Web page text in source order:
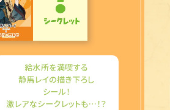
給水所を満喫する
静馬レイの描き下ろし
シール！
激レアなシークレットも…！？